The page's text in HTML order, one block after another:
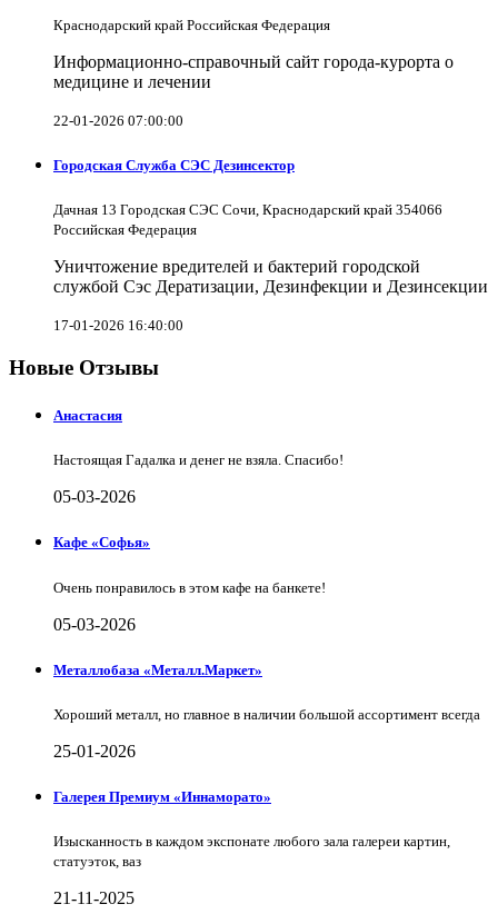
Краснодарский край Российская Федерация
Информационно-справочный сайт города-курорта о
медицине и лечении
22-01-2026 07:00:00
Городская Служба СЭС Дезинсектор
Дачная 13 Городская СЭС Сочи, Краснодарский край 354066
Российская Федерация
Уничтожение вредителей и бактерий городской
службой Сэс Дератизации, Дезинфекции и Дезинсекции
17-01-2026 16:40:00
Новые Отзывы
Анастасия
Настоящая Гадалка и денег не взяла. Спасибо!
05-03-2026
Кафе «Софья»
Очень понравилось в этом кафе на банкете!
05-03-2026
Металлобаза «Металл.Маркет»
Хороший металл, но главное в наличии большой ассортимент всегда
25-01-2026
Галерея Премиум «Иннаморато»
Изысканность в каждом экспонате любого зала галереи картин,
статуэток, ваз
21-11-2025